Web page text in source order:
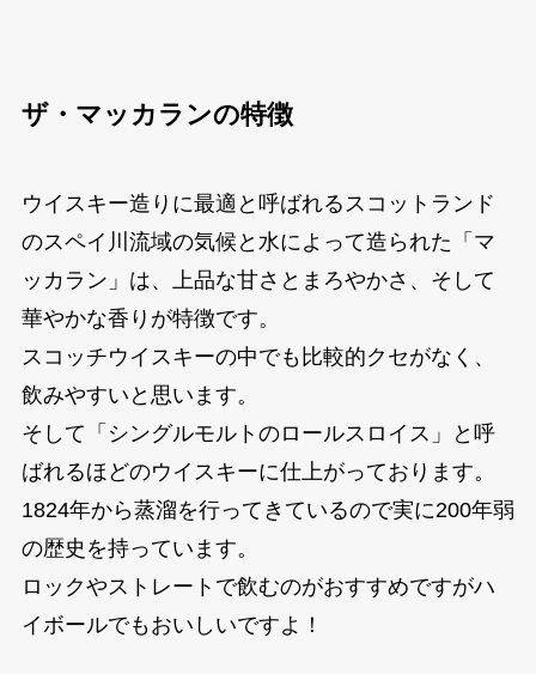
ザ・マッカランの特徴
ウイスキー造りに最適と呼ばれるスコットランド
のスペイ川流域の気候と水によって造られた「マ
ッカラン」は、上品な甘さとまろやかさ、そして
華やかな香りが特徴です。
スコッチウイスキーの中でも比較的クセがなく、
飲みやすいと思います。
そして「シングルモルトのロールスロイス」と呼
ばれるほどのウイスキーに仕上がっております。
1824年から蒸溜を行ってきているので実に200年弱
の歴史を持っています。
ロックやストレートで飲むのがおすすめですがハ
イボールでもおいしいですよ！